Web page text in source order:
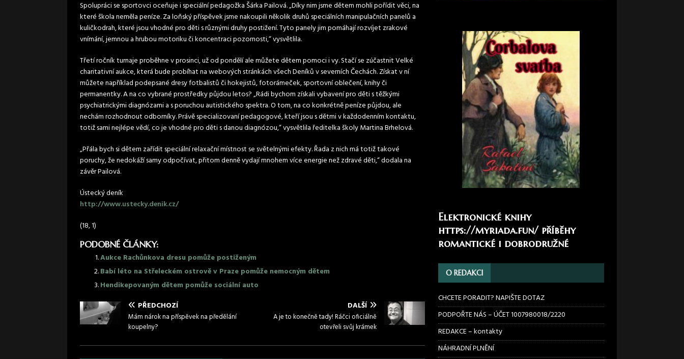
Spolupráci se sportovci oceňuje i speciální pedagožka Šárka Pailová. „Díky nim jsme dětem mohli pořídit věci, na
které škola neměla peníze. Za loňský příspěvek jsme nakoupili několik druhů speciálních manipulačních panelů a
kuličkodrah, které jsou vhodné pro děti s různými druhy postižení. Tyto panely jim pomáhají rozvíjet zrakové
vnímání, jemnou a hrubou motoriku či koncentraci pozornosti,“ vysvětlila.
Třetí ročník turnaje proběhne v prosinci, už od pondělí ale můžete dětem pomoci i vy. Stačí se zúčastnit Velké
charitativní aukce, která bude probíhat na webových stránkách všech Deníků v severních Čechách. Získat v ní
můžete například podepsané dresy fotbalistů či hokejistů, fotorámeček, sportovní oblečení, knihy či
permanentky. A na co vybrané prostředky půjdou letos? „Rádi bychom získali vybavení pro děti s těžkými
psychiatrickými diagnózami a s poruchou autistického spektra. O tom, na co konkrétně peníze půjdou, ale
nechám rozhodnout odborníky. Právě specializovaní pedagogové, kteří jsou s dětmi v každodenním kontaktu,
totiž sami nejlépe vědí, co je vhodné pro děti s danou diagnózou,“ vysvětlila ředitelka školy Martina Brhelová.
„Přála bych si dětem zařídit speciální relaxační místnost se světelnými efekty. Řada z nich má totiž takové
poruchy, že nedokáží samy odpočívat, přitom denně vydají mnohem více energie než zdravé děti,“ dodala na
závěr Pailová.
Ústecký deník
http://www.ustecky.denik.cz/
(18, 1)
PODOBNÉ ČLÁNKY:
Aukce Rachůnkova dresu pomůže postiženým
Babí léto na Střeleckém ostrově v Praze pomůže nemocným dětem
Hendikepovaným dětem pomůže sociální auto
PŘEDCHOZÍ
Mám nárok na příspěvek na předělání
koupelny?
DALŠÍ
A je to konečně tady! Ráčci oficiálně
otevřeli svůj krámek
Elektronické knihy
https://myriada.fun/příběhy
romantické i dobrodružné
O REDAKCI
CHCETE PORADIT? NAPIŠTE DOTAZ
PODPOŘTE NÁS – ÚČET 1007980018/2220
REDAKCE – kontakty
NÁHRADNÍ PLNĚNÍ